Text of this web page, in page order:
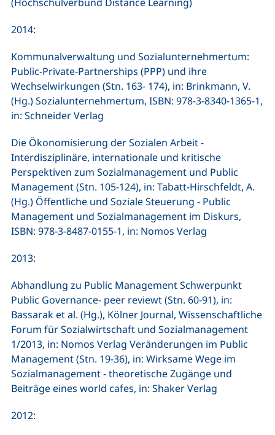
2014:
Kommunalverwaltung und Sozialunternehmertum:
Public-Private-Partnerships (PPP) und ihre
Wechselwirkungen (Stn. 163- 174), in: Brinkmann, V.
(Hg.) Sozialunternehmertum, ISBN: 978-3-8340-1365-1,
in: Schneider Verlag
Die Ökonomisierung der Sozialen Arbeit -
Interdisziplinäre, internationale und kritische
Perspektiven zum Sozialmanagement und Public
Management (Stn. 105-124), in: Tabatt-Hirschfeldt, A.
(Hg.) Öffentliche und Soziale Steuerung - Public
Management und Sozialmanagement im Diskurs,
ISBN: 978-3-8487-0155-1, in: Nomos Verlag
2013:
Abhandlung zu Public Management Schwerpunkt
Public Governance- peer reviewt (Stn. 60-91), in:
Bassarak et al. (Hg.), Kölner Journal, Wissenschaftliche
Forum für Sozialwirtschaft und Sozialmanagement
1/2013, in: Nomos Verlag Veränderungen im Public
Management (Stn. 19-36), in: Wirksame Wege im
Sozialmanagement - theoretische Zugänge und
Beiträge eines world cafes, in: Shaker Verlag
2012: